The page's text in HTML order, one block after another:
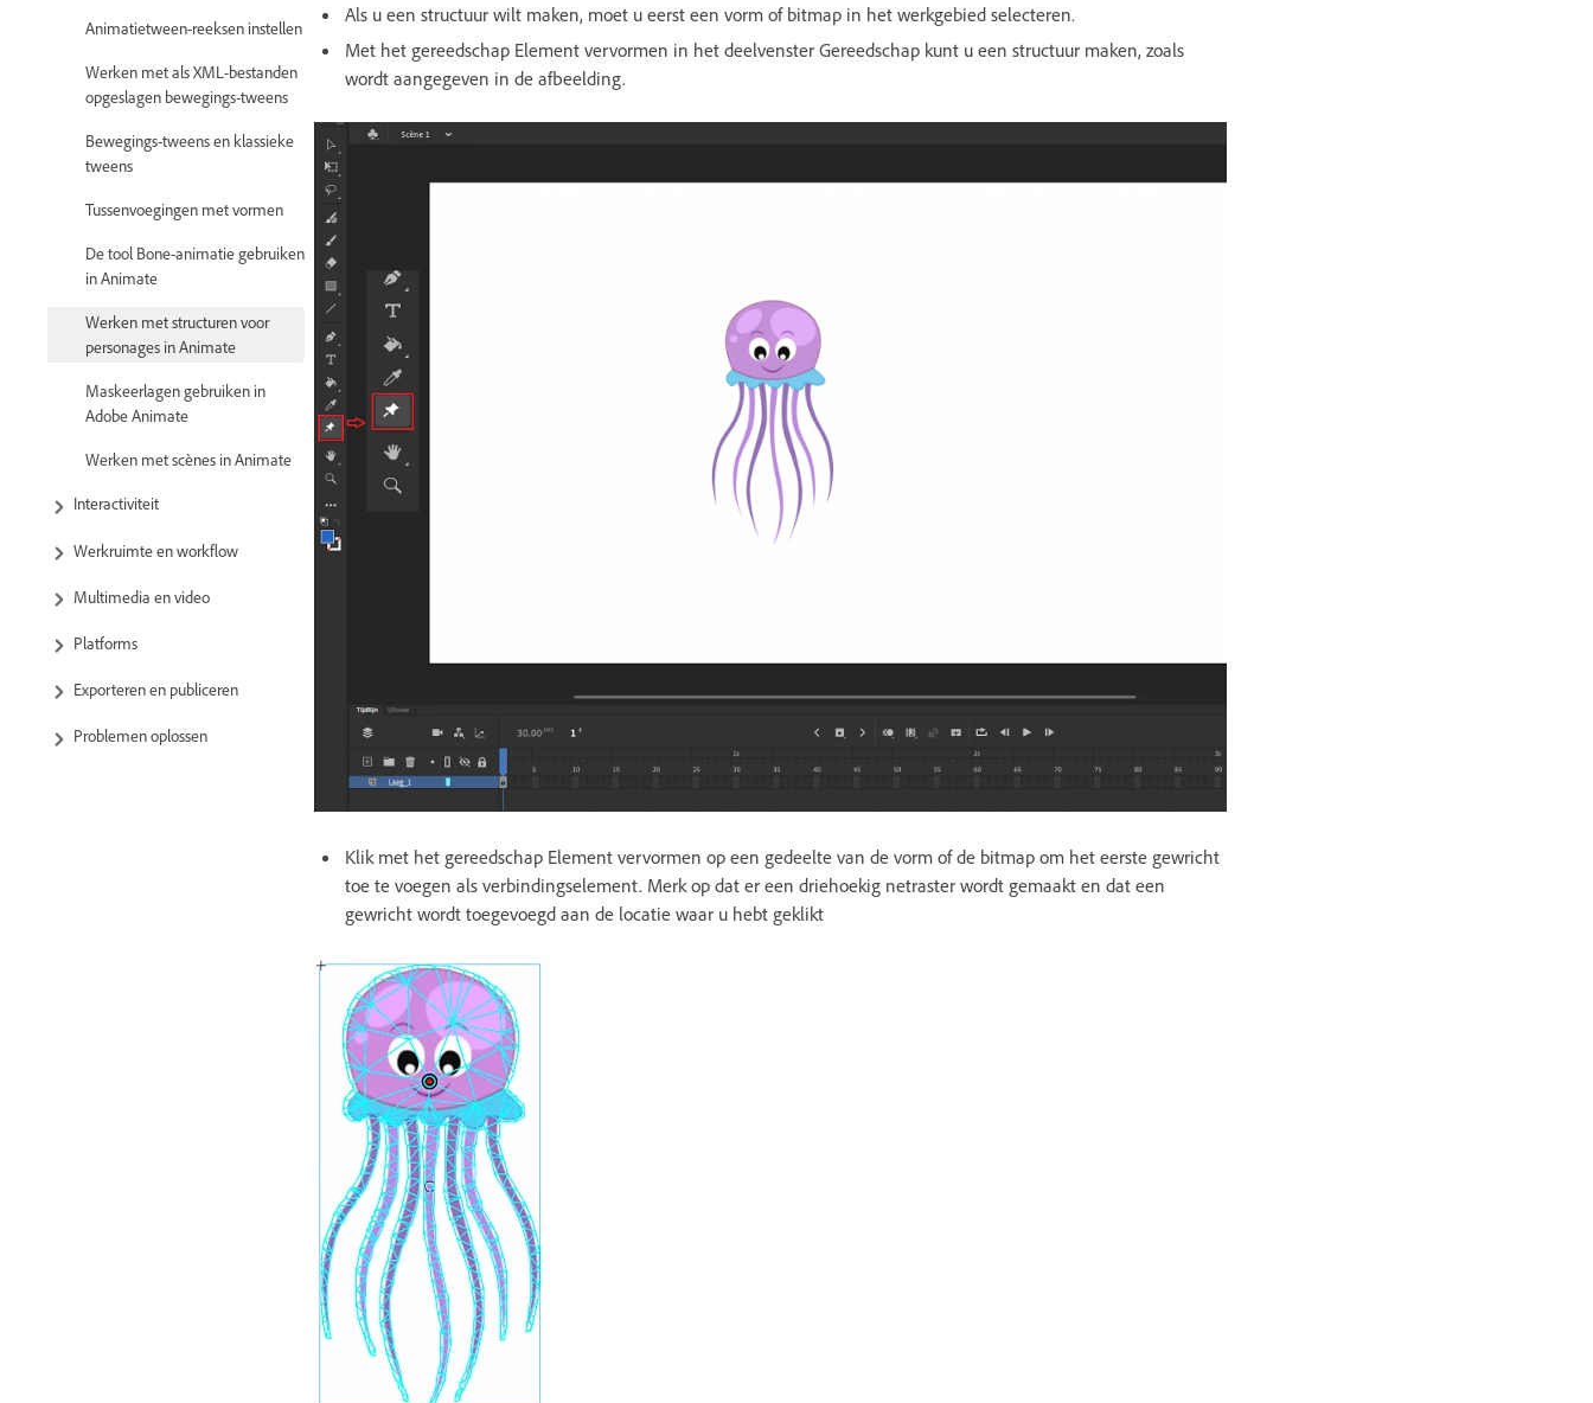
Animatietween-reeksen instellen
Werken met als XML-bestanden
opgeslagen bewegings-tweens
Bewegings-tweens en klassieke
tweens
Tussenvoegingen met vormen
De tool Bone-animatie gebruiken
in Animate
Werken met structuren voor
personages in Animate
Maskeerlagen gebruiken in
Adobe Animate
Werken met scènes in Animate
Interactiviteit
Werkruimte en workflow
Multimedia en video
Platforms
Exporteren en publiceren
Problemen oplossen
Als u een structuur wilt maken, moet u eerst een vorm of bitmap in het werkgebied selecteren.
Met het gereedschap Element vervormen in het deelvenster Gereedschap kunt u een structuur maken, zoals
wordt aangegeven in de afbeelding.
Klik met het gereedschap Element vervormen op een gedeelte van de vorm of de bitmap om het eerste gewricht
toe te voegen als verbindingselement. Merk op dat er een driehoekig netraster wordt gemaakt en dat een
gewricht wordt toegevoegd aan de locatie waar u hebt geklikt